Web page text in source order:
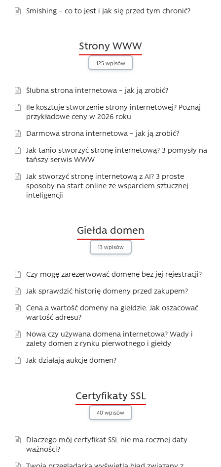
Smishing – co to jest i jak się przed tym chronić?
Strony WWW
125 wpisów
Ślubna strona internetowa – jak ją zrobić?
Ile kosztuje stworzenie strony internetowej? Poznaj
przykładowe ceny w 2026 roku
Darmowa strona internetowa – jak ją zrobić?
Jak tanio stworzyć stronę internetową? 3 pomysły na
tańszy serwis WWW
Jak stworzyć stronę internetową z AI? 3 proste
sposoby na start online ze wsparciem sztucznej
inteligencji
Giełda domen
13 wpisów
Czy mogę zarezerwować domenę bez jej rejestracji?
Jak sprawdzić historię domeny przed zakupem?
Cena a wartość domeny na giełdzie. Jak oszacować
wartość adresu?
Nowa czy używana domena internetowa? Wady i
zalety domen z rynku pierwotnego i giełdy
Jak działają aukcje domen?
Certyfikaty SSL
40 wpisów
Dlaczego mój certyfikat SSL nie ma rocznej daty
ważności?